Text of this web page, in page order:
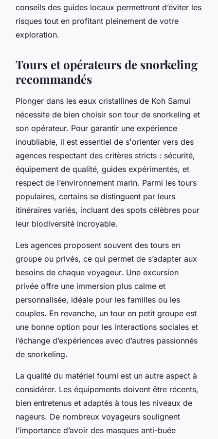
conseils des guides locaux permettront d’éviter les
risques tout en profitant pleinement de votre
exploration.
Tours et opérateurs de snorkeling
recommandés
Plonger dans les eaux cristallines de Koh Samui
nécessite de bien choisir son tour de snorkeling et
son opérateur. Pour garantir une expérience
inoubliable, il est essentiel de s'orienter vers des
agences respectant des critères stricts : sécurité,
équipement de qualité, guides expérimentés, et
respect de l’environnement marin. Parmi les tours
populaires, certains se distinguent par leurs
itinéraires variés, incluant des spots célèbres pour
leur biodiversité incroyable.
Les agences proposent souvent des tours en
groupe ou privés, ce qui permet de s’adapter aux
besoins de chaque voyageur. Une excursion
privée offre une immersion plus calme et
personnalisée, idéale pour les familles ou les
couples. En revanche, un tour en petit groupe est
une bonne option pour les interactions sociales et
l’échange d’expériences avec d’autres passionnés
de snorkeling.
La qualité du matériel fourni est un autre aspect à
considérer. Les équipements doivent être récents,
bien entretenus et adaptés à tous les niveaux de
nageurs. De nombreux voyageurs soulignent
l’importance d’avoir des masques anti-buée